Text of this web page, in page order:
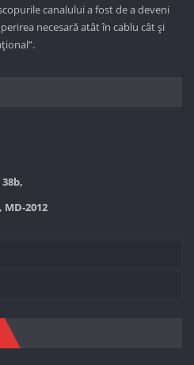
canalului a fost de a deveni
necesară atât în cablu cât și
2012